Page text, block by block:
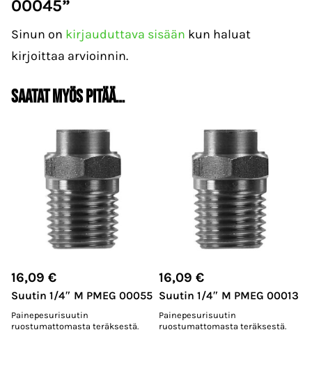
00045”
Sinun on kirjauduttava sisään kun haluat
kirjoittaa arvioinnin.
Saatat myös pitää…
16,09 €
Suutin 1/4″ M PMEG 00055
Painepesurisuutin
ruostumattomasta teräksestä.
16,09 €
Suutin 1/4″ M PMEG 00013
Painepesurisuutin
ruostumattomasta teräksestä.